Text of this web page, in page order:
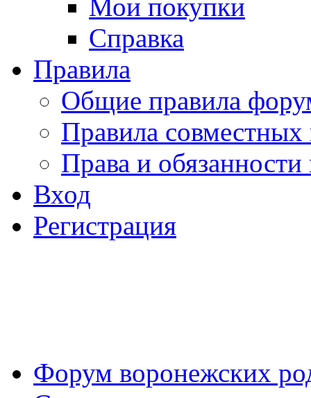
Мои покупки
Справка
Правила
Общие правила
Правила совместных
Права и
Вход
Регистрация
Форум воронежских